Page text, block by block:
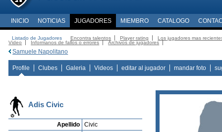
INICIO NOTICIAS JUGADORES MIEMBRO CATALOGO
Listado de Jugadores Encontra talentos Player rating
Los jugadores mas
Video
Informanos de fallos o errores Archivos de jugadores
Samuele Napolitano
Profile Clubes Galeria Videos editar al jugador mandar foto
Adis Civic
Apellido
Civic